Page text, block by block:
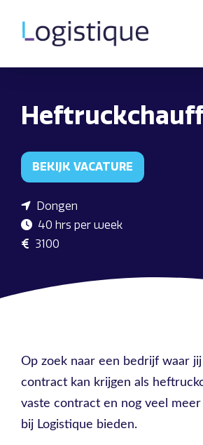
BEKIJK VACATURE
Dongen
40 hrs per week
3100
Op zoek naar een bedrijf waar
contract kan krijgen als
vaste contract en nog veel
bij Logistique bieden.